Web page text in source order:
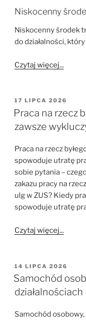
Niskocenny
Niskocenny środek
do działalności,
Czytaj więcej...
OPUBLIKOWANE
W
17 LIPCA 2026
Praca na rzecz
zawsze
Praca na rzecz
spowoduje utratę
sobie pytania –
zakazu pracy na
ulg w ZUS? Kiedy
spowoduje utratę
Czytaj więcej...
OPUBLIKOWANE
W
14 LIPCA 2026
Samochód
Samochód